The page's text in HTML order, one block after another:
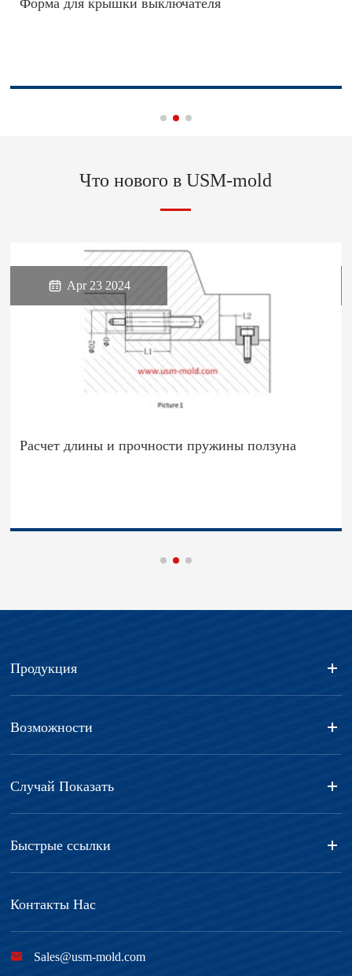
Форма для крышки выключателя
Что нового в USM-mold
 Apr 23 2024
Расчет длины и прочности пружины ползуна
Продукция
Возможности
Случай Показать
Быстрые ссылки
Контакты Нас
 Sales@usm-mold.com